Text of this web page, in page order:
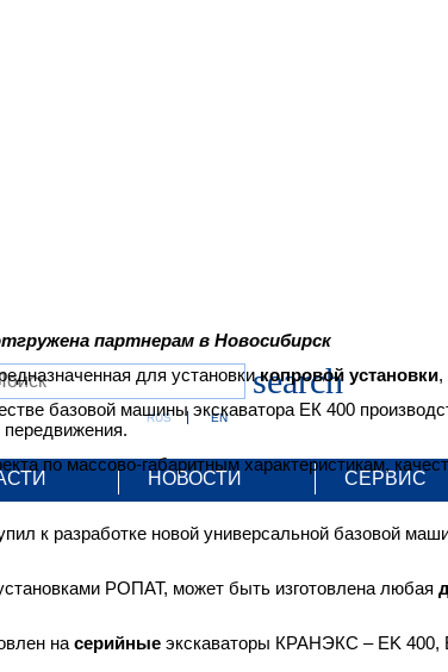
search
RUS EN
НОВОСТИ СЕРВИС
партнерам в Новосибирск
для установкикопровой установки,
базовой машины экскаватора ЕК 400
передвижения.
по массово-габаритным характеристикам,
к разработке новой универсальной базовой
РОПАТ, может быть изготовлена любая
на серийные экскаваторы КРАНЭКС – EK 400,